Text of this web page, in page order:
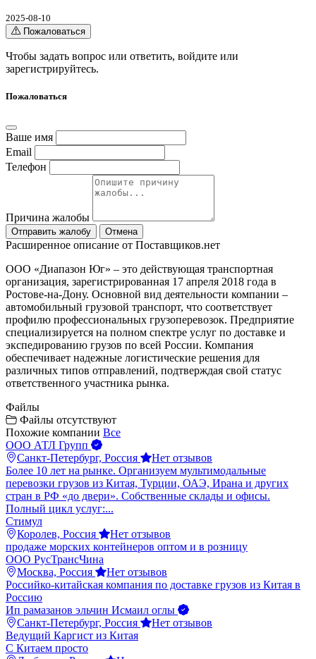
2025-08-10
Пожаловаться
Чтобы задать вопрос или ответить, войдите или
зарегистрируйтесь.
Пожаловаться
Ваше имя
Email
Телефон
Причина жалобы
Отправить жалобу Отмена
Расширенное описание от Поставщиков.нет
ООО «Диапазон Юг» – это действующая транспортная
организация, зарегистрированная 17 апреля 2018 года в
Ростове-на-Дону. Основной вид деятельности компании –
автомобильный грузовой транспорт, что соответствует
профилю профессиональных грузоперевозок. Предприятие
специализируется на полном спектре услуг по доставке и
экспедированию грузов по всей России. Компания
обеспечивает надежные логистические решения для
различных типов отправлений, подтверждая свой статус
ответственного участника рынка.
Файлы
Файлы отсутствуют
Похожие компании Все
ООО АТЛ Групп
Санкт-Петербург, Россия
Нет отзывов
Более 10 лет на рынке. Организуем мультимодальные
перевозки грузов из Китая, Турции, ОАЭ, Ирана и других
стран в РФ «до двери». Собственные склады и офисы.
Полный цикл услуг:...
Стимул
Королев, Россия
Нет отзывов
продаже морских контейнеров оптом и в розницу
ООО РусТрансЧина
Москва, Россия
Нет отзывов
Российко-китайская компания по доставке грузов из Китая в
Россию
Ип рамазанов эльчин Исмаил оглы
Санкт-Петербург, Россия
Нет отзывов
Ведущий Каргист из Китая
С Китаем просто